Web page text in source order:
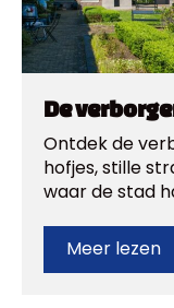
De
Ontdek de
hofjes, stille
waar de stad
Meer lezen